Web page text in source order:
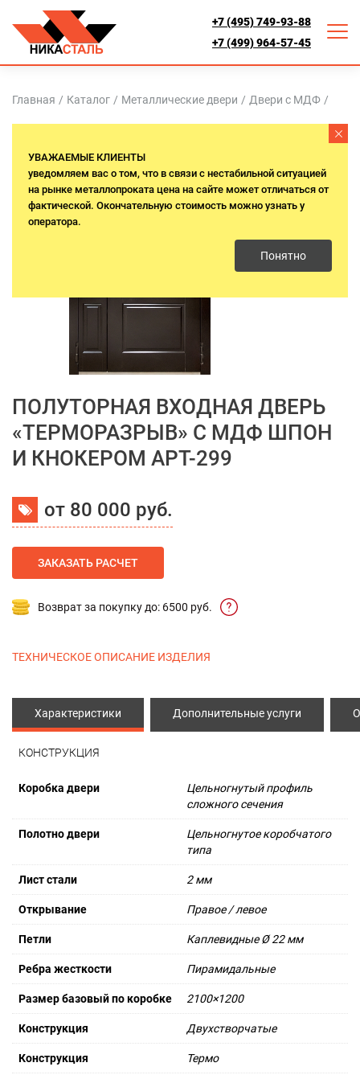
+7 (495) 749-93-88
+7 (499) 964-57-45
Главная / Каталог / Металлические двери / Двери с МДФ /
Термо
ПОЛУТОРНАЯ ВХОДНАЯ ДВЕРЬ
«ТЕРМОРАЗРЫВ» С МДФ ШПОН
И КНОКЕРОМ АРТ-299
от 80 000 руб.
ЗАКАЗАТЬ РАСЧЕТ
Возврат за покупку до: 6500 руб.
ТЕХНИЧЕСКОЕ ОПИСАНИЕ ИЗДЕЛИЯ
Характеристики Дополнительные услуги
КОНСТРУКЦИЯ
Коробка двери
Цельногнутый профиль
сложного сечения
Полотно двери
Цельногнутое коробчатого
типа
Лист стали 2 мм
Открывание Правое / левое
Петли Каплевидные Ø 22 мм
Ребра жесткости Пирамидальные
Размер базовый по коробке 2100×1200
Конструкция Двухстворчатые
Конструкция Термо